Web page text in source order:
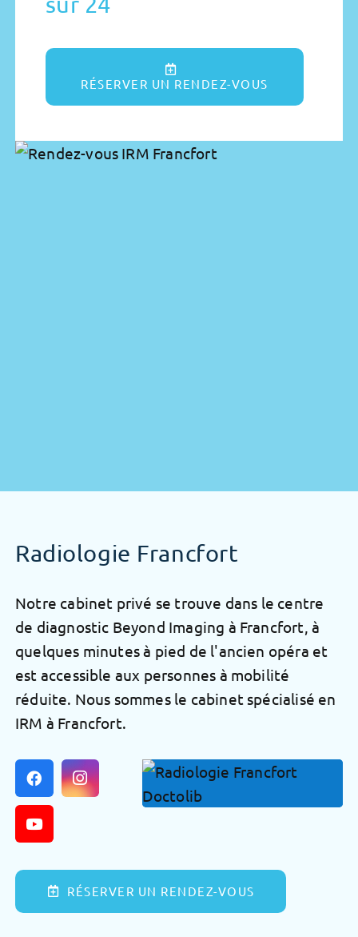
RÉSERVER UN RENDEZ-VOUS
Radiologie Francfort
Notre cabinet privé se trouve dans le centre
de diagnostic Beyond Imaging à Francfort, à
quelques minutes à pied de l'ancien opéra et
est accessible aux personnes à mobilité
réduite. Nous sommes le cabinet spécialisé en
IRM à Francfort.
RÉSERVER UN RENDEZ-VOUS